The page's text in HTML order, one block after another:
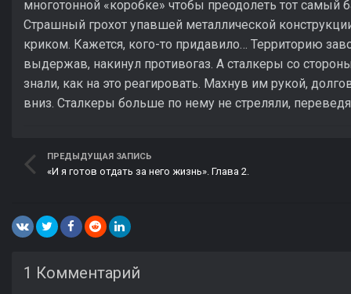
многотонной «коробке» чтобы преодолеть тот самый
Страшный грохот упавшей металлической
криком. Кажется, кого-то придавило… Территорию
выдержав, накинул противогаз. А сталкеры со
знали, как на это реагировать. Махнув им рукой,
вниз. Сталкеры больше по нему не стреляли,
ПРЕДЫДУЩАЯ ЗАПИСЬ
«И я готов отдать за него жизнь». Глава 2.
1 Комментарий